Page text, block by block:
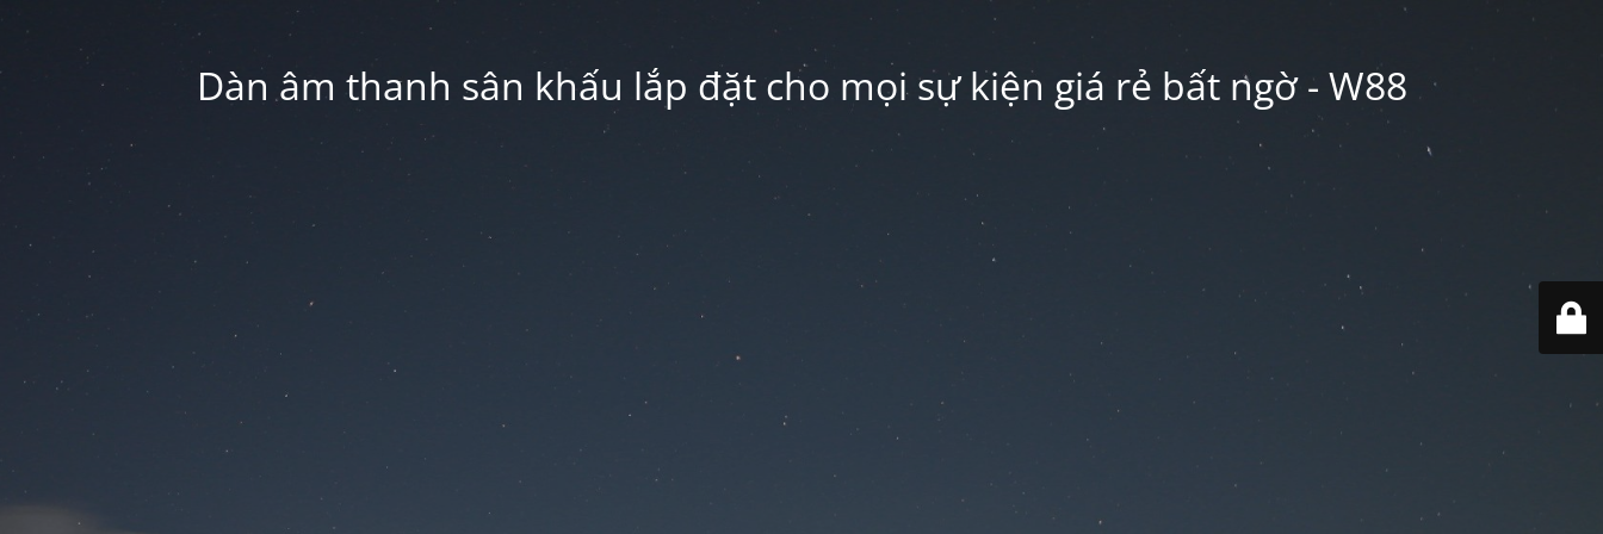
Dàn âm thanh sân khấu lắp đặt cho mọi sự kiện giá rẻ bất ngờ - W88